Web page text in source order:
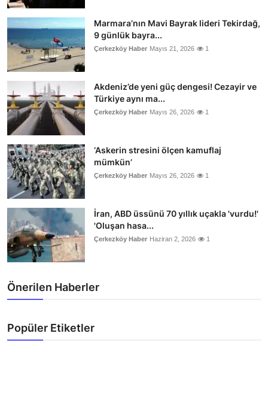
Marmara’nın Mavi Bayrak lideri Tekirdağ,
9 günlük bayra...
Çerkezköy Haber Mayıs 21, 2026 1
Akdeniz’de yeni güç dengesi! Cezayir ve
Türkiye aynı ma...
Çerkezköy Haber Mayıs 26, 2026 1
‘Askerin stresini ölçen kamuflaj
mümkün’
Çerkezköy Haber Mayıs 26, 2026 1
İran, ABD üssünü 70 yıllık uçakla 'vurdu!'
'Oluşan hasa...
Çerkezköy Haber Haziran 2, 2026 1
Önerilen Haberler
Popüler Etiketler